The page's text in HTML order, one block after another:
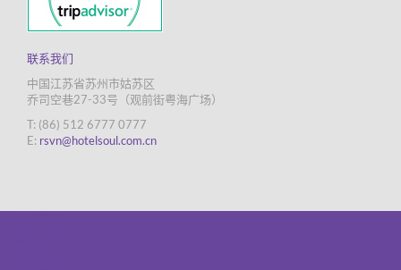
联系我们
中国江苏省苏州市姑苏区
乔司空巷27-33号（观前街粤海广场）
T: (86) 512 6777 0777
E: rsvn@hotelsoul.com.cn